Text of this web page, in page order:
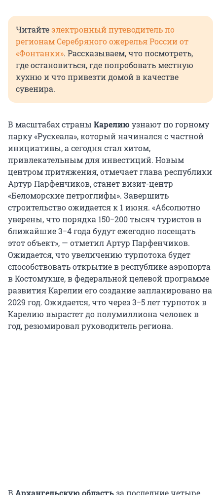
Читайтеэлектронный путеводитель по
регионам Серебряного ожерелья России от
«Фонтанки». Рассказываем, что посмотреть,
где остановиться, где попробовать местную
кухню и что привезти домой в качестве
сувенира.
В масштабах страны Карелиюузнают по горному
парку «Рускеала», который начинался с частной
инициативы, а сегодня стал хитом,
привлекательным для инвестиций. Новым
центром притяжения, отмечает глава республики
Артур Парфенчиков, станет визит-центр
«Беломорские петроглифы». Завершить
строительство ожидается к 1 июня. «Абсолютно
уверены, что порядка 150−200 тысяч туристов в
ближайшие 3−4 года будут ежегодно посещать
этот объект», — отметил Артур Парфенчиков.
Ожидается, что увеличению турпотока будет
способствовать открытие в республике аэропорта
в Костомукше, в федеральной целевой программе
развития Карелии его создание запланировано на
2029 год. Ожидается, что через 3−5 лет турпоток в
Карелию вырастет до полумиллиона человек в
год, резюмировал руководитель региона.
В Архангельскую областьза последние четыре